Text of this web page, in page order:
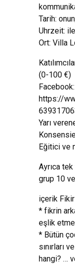
Tarih:
Uhrzeit:
Ort: Villa
(0-100 €)
Facebook:
https://
Yarı
Eğitici ve
Ayrıca
grup 10
içerik
* fikrin
eşlik
* Bütün
sınırları
hangi? …